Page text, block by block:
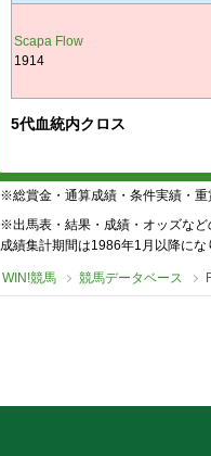
Scapa Flow
1914
5代血統内クロス
※総賞金・通算成績・条件実績・重
※出馬表・結果・成績・オッズなど
成績集計期間は1986年1月以降にな
WIN!競馬 競馬データベース